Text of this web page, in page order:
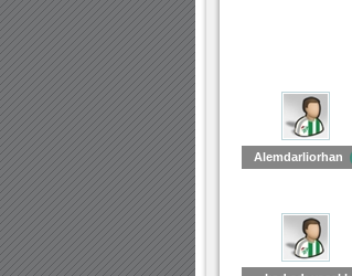
Alemdarliorhan